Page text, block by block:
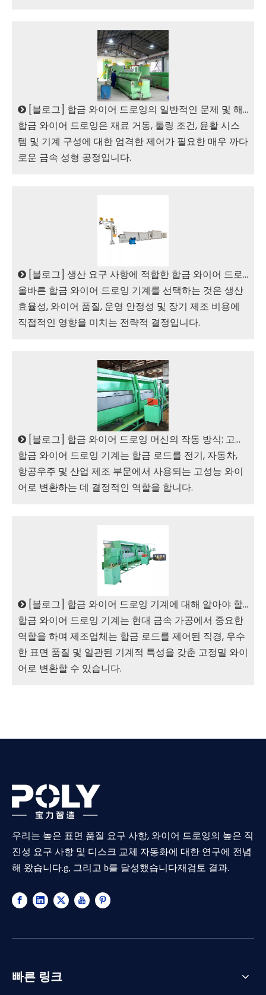
[블로그] 합금 와이어 드로잉의 일반적인 문제 및 해결 방법
합금 와이어 드로잉은 재료 거동, 툴링 조건, 윤활 시스
템 및 기계 구성에 대한 엄격한 제어가 필요한 매우 까다
로운 금속 성형 공정입니다.
[블로그] 생산 요구 사항에 적합한 합금 와이어 드로잉 머신을 선택하는 방법
올바른 합금 와이어 드로잉 기계를 선택하는 것은 생산
효율성, 와이어 품질, 운영 안정성 및 장기 제조 비용에
직접적인 영향을 미치는 전략적 결정입니다.
[블로그] 합금 와이어 드로잉 머신의 작동 방식: 고효율 및 품질 뒤에 숨은 기술
합금 와이어 드로잉 기계는 합금 로드를 전기, 자동차,
항공우주 및 산업 제조 부문에서 사용되는 고성능 와이
어로 변환하는 데 결정적인 역할을 합니다.
[블로그] 합금 와이어 드로잉 기계에 대해 알아야 할 모든 것: 기능, 응용 프로그램 및 이점
합금 와이어 드로잉 기계는 현대 금속 가공에서 중요한
역할을 하며 제조업체는 합금 로드를 제어된 직경, 우수
한 표면 품질 및 일관된 기계적 특성을 갖춘 고정밀 와이
어로 변환할 수 있습니다.
우리는 높은 표면 품질 요구 사항, 와이어 드로잉의 높은 직
진성 요구 사항 및 디스크 교체 자동화에 대한 연구에 전념
해 왔습니다.g, 그리고 b를 달성했습니다재검토 결과.
빠른 링크